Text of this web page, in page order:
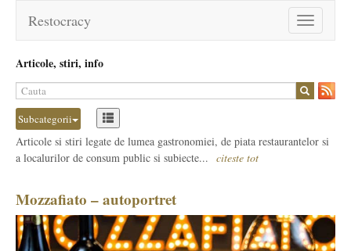
Toggle
navigation
Restocracy
Articole, stiri, info
Subcategorii
Articole si stiri legate de lumea gastronomiei, de piata restaurantelor si
a localurilor de consum public si subiecte... citeste tot
Mozzafiato – autoportret